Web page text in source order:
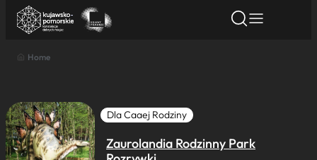
Nazwa atrakcji
Miasto
Home
Dla Caaej Rodziny
Zaurolandia Rodzinny Park